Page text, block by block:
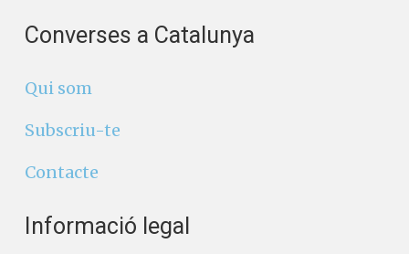
Converses a Catalunya
Qui som
Subscriu-te
Contacte
Informació legal